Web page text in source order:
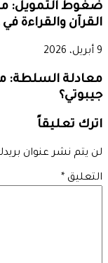
ضغوط التمويل: ما
القرآن والقراءة
9 أبريل، 2026
معادلة السلطة:
جيبوتي؟
اترك تعليقاً
لن يتم نشر عنوان
التعليق *